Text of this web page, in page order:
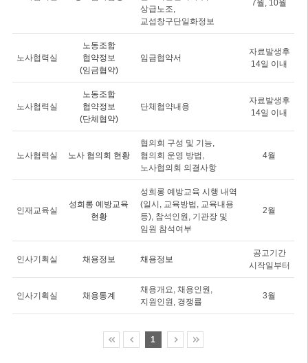
상급노조,
교섭창구단일화정보
7월, 10월
노사협력실
노동조합
협약정보
(임금협약)
임금협약서
자료발생후
14일 이내
노사협력실
노동조합
협약정보
(단체협약)
단체협약내용
자료발생후
14일 이내
노사협력실 노사 협의회 현황
협의회 구성 및 기능,
협의회 운영 방법,
노사협의회 의결사항
4월
인재교육실
성희롱 예방교육
현황
성희롱 예방교육 시행 내역
(일시, 교육방법, 교육내용
등), 참석인원, 기관장 및
임원 참석여부
2월
인사기획실 채용정보 채용정보
공고기간
시작일부터
인사기획실 채용통계
채용개요, 채용인원,
지원인원, 경쟁률
3월
1